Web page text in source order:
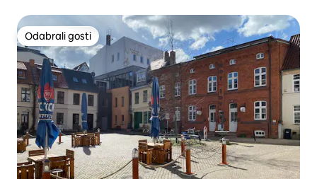
Odabrali gosti
Odabrali gosti